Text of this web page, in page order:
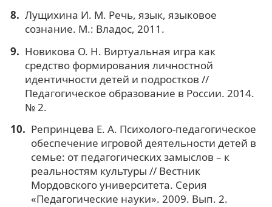
Лущихина И. М. Речь, язык, языковое
сознание. М.: Владос, 2011.
Новикова О. Н. Виртуальная игра как
средство формирования личностной
идентичности детей и подростков //
Педагогическое образование в России. 2014.
№ 2.
Репринцева Е. А. Психолого-педагогическое
обеспечение игровой деятельности детей в
семье: от педагогических замыслов – к
реальностям культуры // Вестник
Мордовского университета. Серия
«Педагогические науки». 2009. Вып. 2.